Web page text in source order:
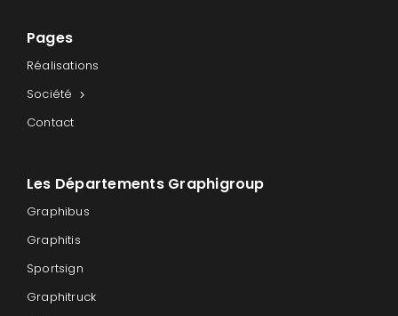
Pages
Réalisations
Société
Contact
Les Départements Graphigroup
Graphibus
Graphitis
Sportsign
Graphitruck